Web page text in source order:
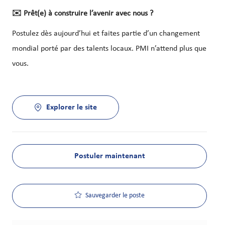
✉️ Prêt(e) à construire l’avenir avec nous ?
Postulez dès aujourd’hui et faites partie d’un changement
mondial porté par des talents locaux. PMI n’attend plus que
vous.
Explorer le site
Postuler maintenant
Sauvegarder le poste